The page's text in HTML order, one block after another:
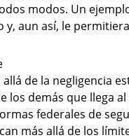
modos. Un
y, aun así, le
allá de la negligencia
los demás que llega
federales de
más allá de los